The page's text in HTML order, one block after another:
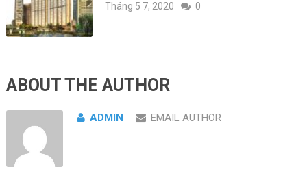
Tháng 5 7, 2020 0
ABOUT THE AUTHOR
ADMIN EMAIL AUTHOR